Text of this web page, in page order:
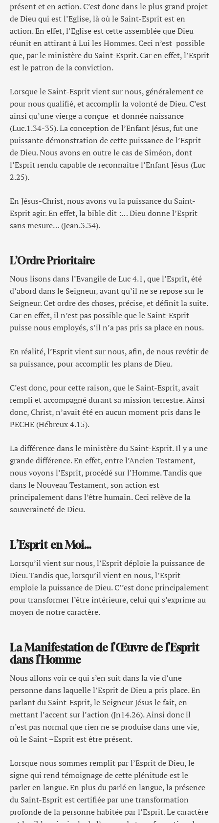
présent et en action. C’est donc dans le plus grand projet
de Dieu qui est l’Eglise, là où le Saint-Esprit est en
action. En effet, l’Eglise est cette assemblée que Dieu
réunit en attirant à Lui les Hommes. Ceci n’est possible
que, par le ministère du Saint-Esprit. Car en effet, l’Esprit
est le patron de la conviction.
Lorsque le Saint-Esprit vient sur nous, généralement ce
pour nous qualifié, et accomplir la volonté de Dieu. C’est
ainsi qu’une vierge a conçue et donnée naissance
(Luc.1.34-35). La conception de l’Enfant Jésus, fut une
puissante démonstration de cette puissance de l’Esprit
de Dieu. Nous avons en outre le cas de Siméon, dont
l’Esprit rendu capable de reconnaitre l’Enfant Jésus (Luc
2.25).
En Jésus-Christ, nous avons vu la puissance du Saint-
Esprit agir. En effet, la bible dit :… Dieu donne l’Esprit
sans mesure… (Jean.3.34).
L’Ordre Prioritaire
Nous lisons dans l’Evangile de Luc 4.1, que l’Esprit, été
d’abord dans le Seigneur, avant qu’il ne se repose sur le
Seigneur. Cet ordre des choses, précise, et définit la suite.
Car en effet, il n’est pas possible que le Saint-Esprit
puisse nous employés, s’il n’a pas pris sa place en nous.
En réalité, l’Esprit vient sur nous, afin, de nous revêtir de
sa puissance, pour accomplir les plans de Dieu.
C’est donc, pour cette raison, que le Saint-Esprit, avait
rempli et accompagné durant sa mission terrestre. Ainsi
donc, Christ, n’avait été en aucun moment pris dans le
PECHE (Hébreux 4.15).
La différence dans le ministère du Saint-Esprit. Il y a une
grande différence. En effet, entre l’Ancien Testament,
nous voyons l’Esprit, procédé sur l’Homme. Tandis que
dans le Nouveau Testament, son action est
principalement dans l’être humain. Ceci relève de la
souveraineté de Dieu.
L’Esprit en Moi…
Lorsqu’il vient sur nous, l’Esprit déploie la puissance de
Dieu. Tandis que, lorsqu’il vient en nous, l’Esprit
emploie la puissance de Dieu. C’’est donc principalement
pour transformer l’être intérieure, celui qui s’exprime au
moyen de notre caractère.
La Manifestation de l’Œuvre de l’Esprit
dans l’Homme
Nous allons voir ce qui s’en suit dans la vie d’une
personne dans laquelle l’Esprit de Dieu a pris place. En
parlant du Saint-Esprit, le Seigneur Jésus le fait, en
mettant l’accent sur l’action (Jn14.26). Ainsi donc il
n’est pas normal que rien ne se produise dans une vie,
où le Saint –Esprit est être présent.
Lorsque nous sommes remplit par l’Esprit de Dieu, le
signe qui rend témoignage de cette plénitude est le
parler en langue. En plus du parlé en langue, la présence
du Saint-Esprit est certifiée par une transformation
profonde de la personne habitée par l’Esprit. Le caractère